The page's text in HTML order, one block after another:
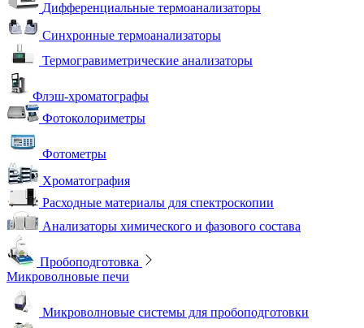
Дифференциальные термоанализаторы
Синхронные термоанализаторы
Термогравиметрические анализаторы
Флэш-хроматографы
Фотоколориметры
Фотометры
Хроматография
Расходные материалы для спектроскопии
Анализаторы химического и фазового состава
Пробоподготовка
Микроволновые печи
Микроволновые системы для пробоподготовки